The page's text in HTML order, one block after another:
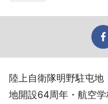
陸上自衛隊明野駐屯地
地開設64周年・航空